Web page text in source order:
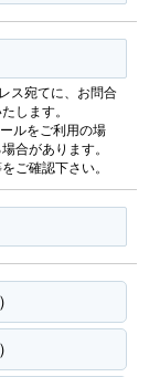
ス宛てに、お問合
します。
ルをご利用の場
合があります。
ご確認下さい。